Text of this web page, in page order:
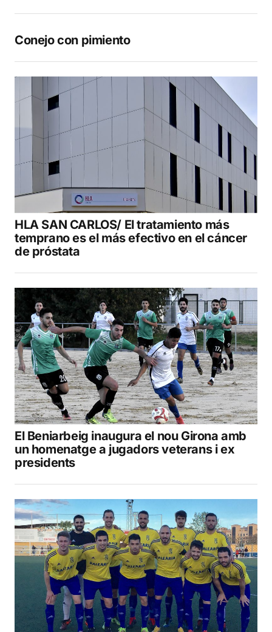
Conejo con pimiento
HLA SAN CARLOS/ El tratamiento más
temprano es el más efectivo en el cáncer
de próstata
El Beniarbeig inaugura el nou Girona amb
un homenatge a jugadors veterans i ex
presidents